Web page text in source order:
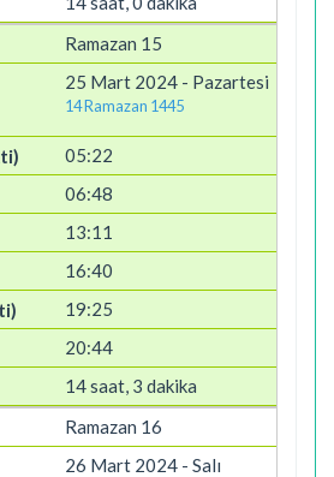
Ramazan 15
25 Mart 2024 - Pazartesi
14 Ramazan 1445
05:22
06:48
13:11
16:40
19:25
20:44
14 saat, 3 dakika
Ramazan 16
26 Mart 2024 - Salı